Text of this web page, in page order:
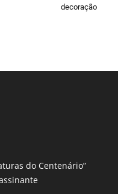
decoração
do Centenário”